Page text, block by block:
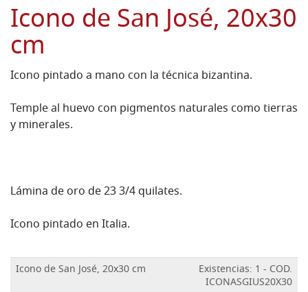
Icono de San José, 20x30
cm
Icono pintado a mano con la técnica bizantina.
Temple al huevo con pigmentos naturales como tierras
y minerales.
Lámina de oro de 23 3/4 quilates.
Icono pintado en Italia.
Icono de San José, 20x30 cm
Existencias: 1 - COD.
ICONASGIUS20X30